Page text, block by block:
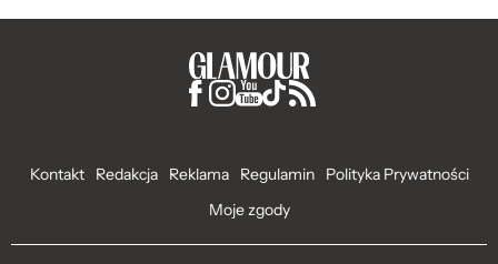
Kontakt Redakcja Reklama Regulamin
Polityka Prywatności
Moje zgody